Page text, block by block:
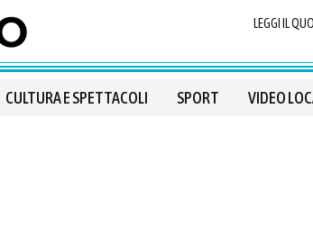
LEGGI IL
CULTURA E SPETTACOLI SPORT VIDEO